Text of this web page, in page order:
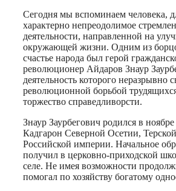
Сегодня мы вспоминаем человека,
характерно непреодолимое
деятельности, направленной на
окружающей жизни. Одним из
счастье народа был герой
революционер Айдаров Знаур
деятельность которого неразрывно
революционной борьбой
торжество справедливорсти.
Знаур Заурбегович родился в
Кадгарон Северной Осетии,
Российской империи. Начальное
получил в церковно-приходской
селе. Не имея возможности
помогал по хозяйству богатому